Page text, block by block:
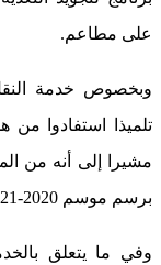
على مطاعم.
برسم موسم 2020-2021.
وفي ما يتعلق